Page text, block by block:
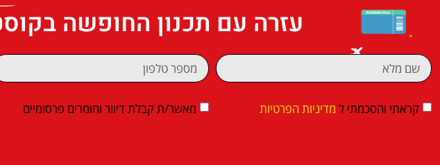
עזרה עם תכנון החופשה
קראתי והסכמתי ל מדיניות הפרטיות מאשר/ת קבלת דיוור וחומרים פרסומיים